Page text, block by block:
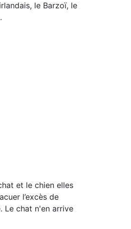
le Barzoï, le
et le chien elles
l’excès de
. Le chat n'en arrive